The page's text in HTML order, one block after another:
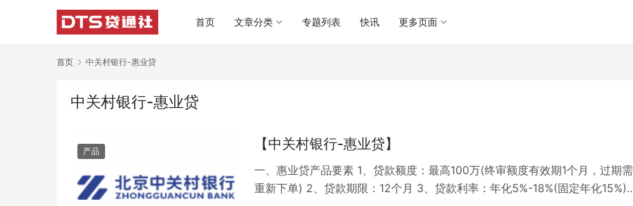
首页 文章分类 专题列表 快讯 更多页面
首页 中关村银行-惠业贷
中关村银行-惠业贷
产品 【中关村银行-惠业贷】
一、惠业贷产品要素 1、贷款额度：最高100万(终审额度有效期1个月，过期需
重新下单) 2、贷款期限：12个月 3、贷款利率：年化5%-18%(固定年化15%)